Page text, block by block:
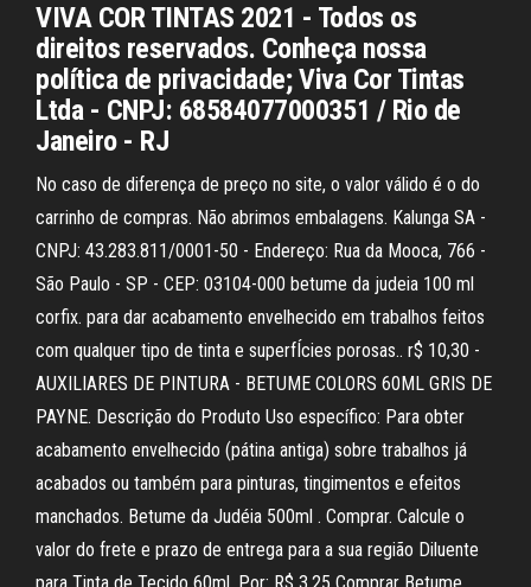
VIVA COR TINTAS 2021 - Todos os
direitos reservados. Conheça nossa
política de privacidade; Viva Cor Tintas
Ltda - CNPJ: 68584077000351 / Rio de
Janeiro - RJ
No caso de diferença de preço no site, o valor válido é o do
carrinho de compras. Não abrimos embalagens. Kalunga SA -
CNPJ: 43.283.811/0001-50 - Endereço: Rua da Mooca, 766 -
São Paulo - SP - CEP: 03104-000 betume da judeia 100 ml
corfix. para dar acabamento envelhecido em trabalhos feitos
com qualquer tipo de tinta e superfÍcies porosas.. r$ 10,30 -
AUXILIARES DE PINTURA - BETUME COLORS 60ML GRIS DE
PAYNE. Descrição do Produto Uso específico: Para obter
acabamento envelhecido (pátina antiga) sobre trabalhos já
acabados ou também para pinturas, tingimentos e efeitos
manchados. Betume da Judéia 500ml . Comprar. Calcule o
valor do frete e prazo de entrega para a sua região Diluente